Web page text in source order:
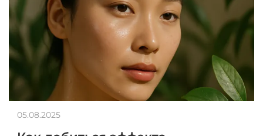
05.08.2025